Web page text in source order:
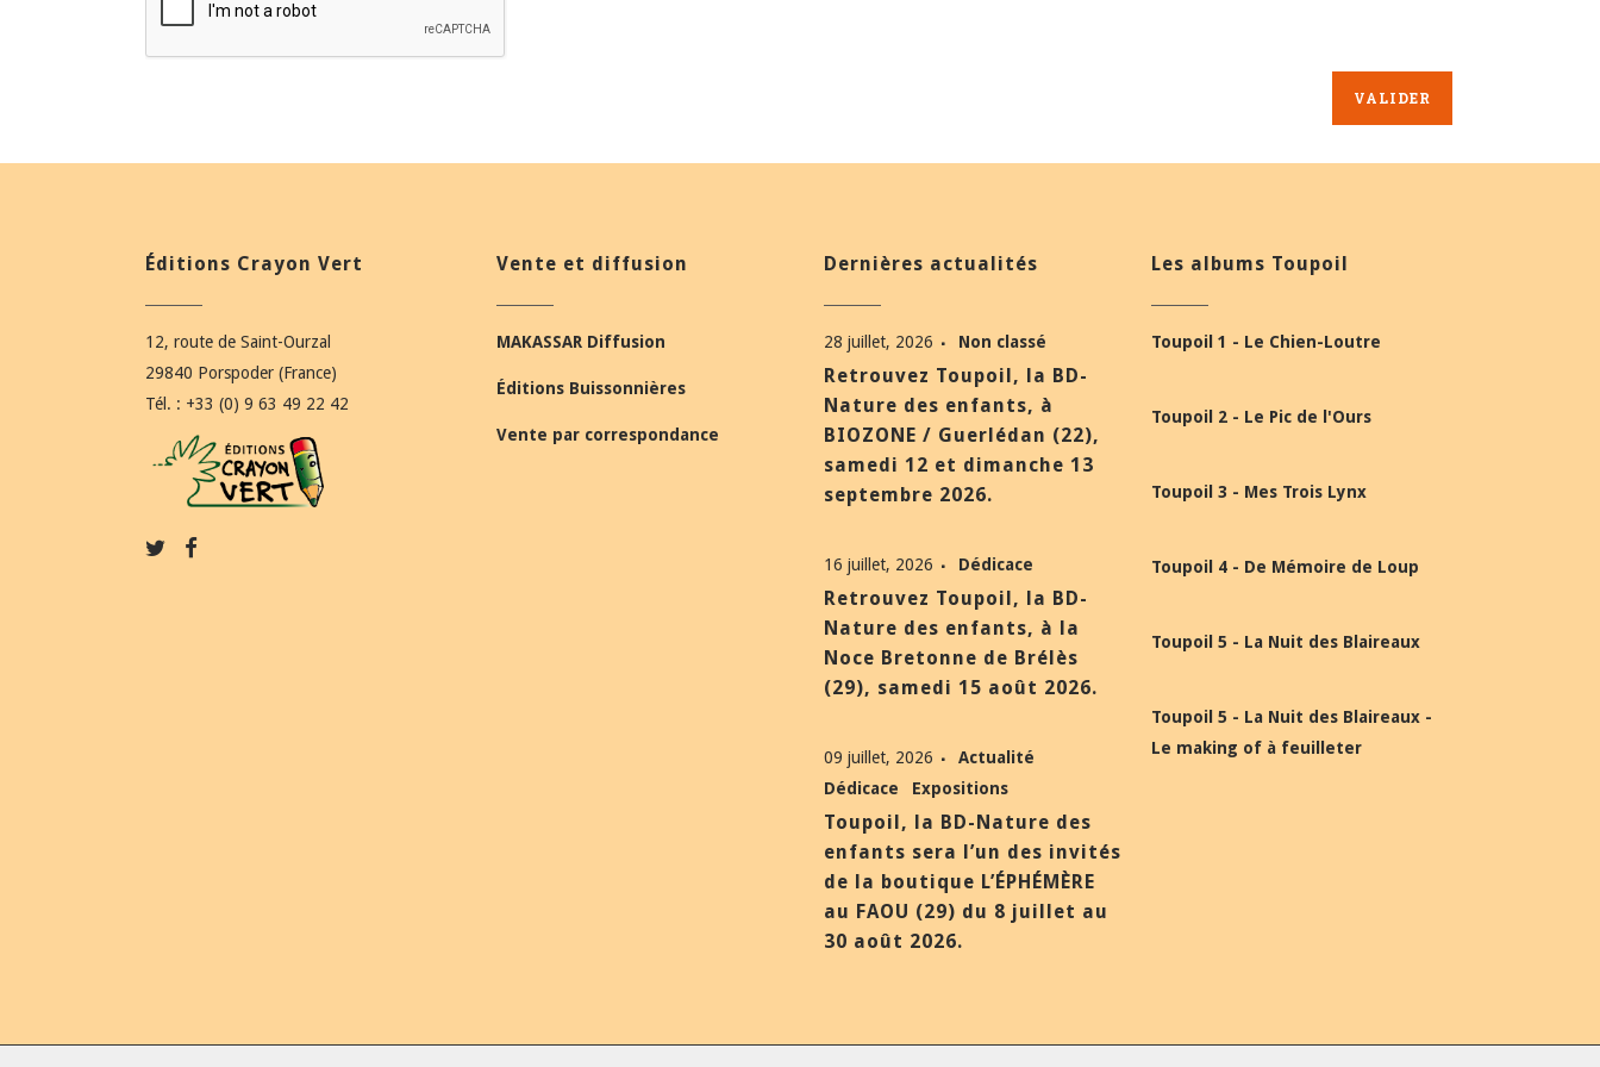
Éditions Crayon Vert
12, route de Saint-Ourzal
29840 Porspoder (France)
Tél. : +33 (0) 9 63 49 22 42
Vente et diffusion
MAKASSAR Diffusion
Éditions Buissonnières
Vente par correspondance
Dernières actualités
28 juillet, 2026 Non classé
Retrouvez Toupoil, la BD-
Nature des enfants, à
BIOZONE / Guerlédan (22),
samedi 12 et dimanche 13
septembre 2026.
16 juillet, 2026 Dédicace
Retrouvez Toupoil, la BD-
Nature des enfants, à la
Noce Bretonne de Brélès
(29), samedi 15 août 2026.
09 juillet, 2026
Actualité
Dédicace
Expositions
Toupoil, la BD-Nature des
enfants sera l’un des invités
de la boutique L’ÉPHÉMÈRE
au FAOU (29) du 8 juillet au
30 août 2026.
Les albums Toupoil
Toupoil 1 - Le Chien-Loutre
Toupoil 2 - Le Pic de l'Ours
Toupoil 3 - Mes Trois Lynx
Toupoil 4 - De Mémoire de Loup
Toupoil 5 - La Nuit des Blaireaux
Toupoil 5 - La Nuit des Blaireaux -
Le making of à feuilleter